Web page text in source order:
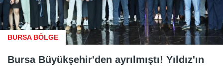
BURSA BÖLGE
Bursa Büyükşehir'den ayrılmıştı! Yıldız'ın